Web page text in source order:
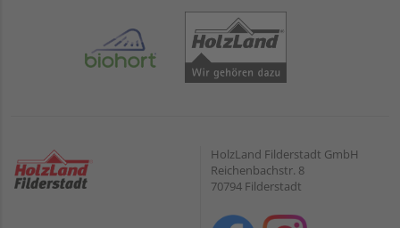
HolzLand Filderstadt GmbH
Reichenbachstr. 8
70794 Filderstadt